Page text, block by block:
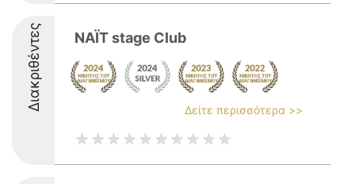
Διακριθέντες NAΪT stage Club
Δείτε περισσότερα >>